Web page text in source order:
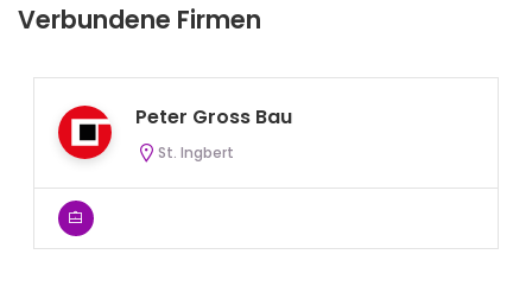
Verbundene Firmen
Peter Gross Bau
St. Ingbert